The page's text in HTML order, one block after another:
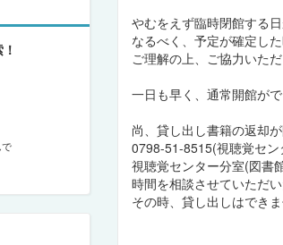
やむをえず臨時閉館する
なるべく、予定が確定し
ご理解の上、ご協力いた
一日も早く、通常開館が
尚、貸し出し書籍の返却
0798-51-8515(視聴覚セン
視聴覚センター分室(図書
時間を相談させていただ
その時、貸し出しはでき